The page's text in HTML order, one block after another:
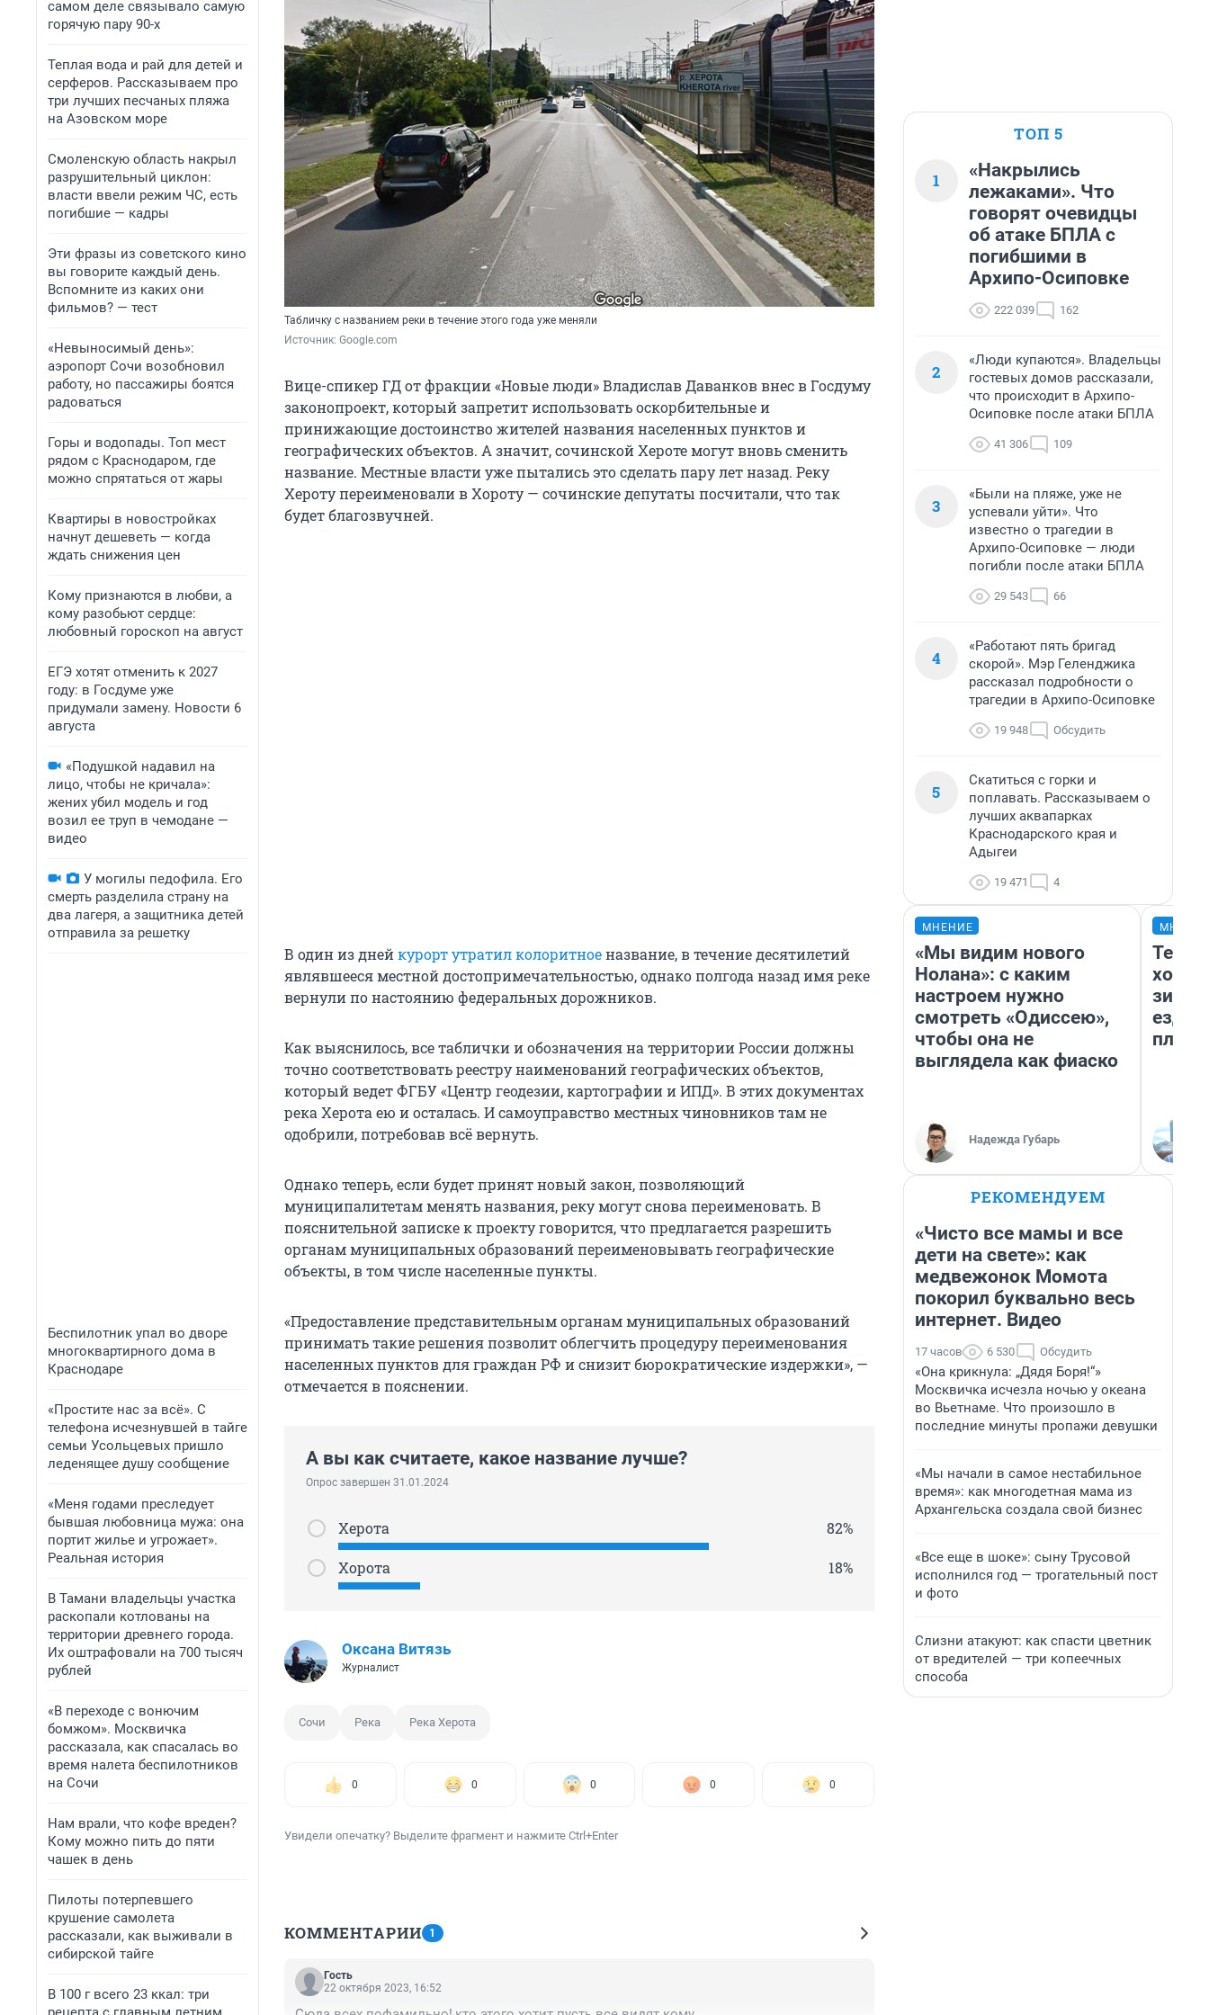
самом деле связывало самую
горячую пару 90-х
Теплая вода и рай для детей и
серферов. Рассказываем про
три лучших песчаных пляжа
на Азовском море
Смоленскую область накрыл
разрушительный циклон:
власти ввели режим ЧС, есть
погибшие — кадры
Эти фразы из советского кино
вы говорите каждый день.
Вспомните из каких они
фильмов? — тест
«Невыносимый день»:
аэропорт Сочи возобновил
работу, но пассажиры боятся
радоваться
Горы и водопады. Топ мест
рядом с Краснодаром, где
можно спрятаться от жары
Квартиры в новостройках
начнут дешеветь — когда
ждать снижения цен
Кому признаются в любви, а
кому разобьют сердце:
любовный гороскоп на август
ЕГЭ хотят отменить к 2027
году: в Госдуме уже
придумали замену. Новости 6
августа
«Подушкой надавил на
лицо, чтобы не кричала»:
жених убил модель и год
возил ее труп в чемодане —
видео
У могилы педофила. Его
смерть разделила страну на
два лагеря, а защитника детей
отправила за решетку
Беспилотник упал во дворе
многоквартирного дома в
Краснодаре
«Простите нас за всё». С
телефона исчезнувшей в тайге
семьи Усольцевых пришло
леденящее душу сообщение
«Меня годами преследует
бывшая любовница мужа: она
портит жилье и угрожает».
Реальная история
В Тамани владельцы участка
раскопали котлованы на
территории древнего города.
Их оштрафовали на 700 тысяч
рублей
«В переходе с вонючим
бомжом». Москвичка
рассказала, как спасалась во
время налета беспилотников
на Сочи
Нам врали, что кофе вреден?
Кому можно пить до пяти
чашек в день
Пилоты потерпевшего
крушение самолета
рассказали, как выживали в
сибирской тайге
В 100 г всего 23 ккал: три
Табличку с названием реки в течение этого года уже меняли
Источник: Google.com
Вице-спикер ГД от фракции «Новые люди» Владислав Даванков внес в Госдуму
законопроект, который запретит использовать оскорбительные и
принижающие достоинство жителей названия населенных пунктов и
географических объектов. А значит, сочинской Хероте могут вновь сменить
название. Местные власти уже пытались это сделать пару лет назад. Реку
Хероту переименовали в Хороту — сочинские депутаты посчитали, что так
будет благозвучней.
В один из днейкурорт утратил колоритноеназвание, в течение десятилетий
являвшееся местной достопримечательностью, однако полгода назад имя реке
вернули по настоянию федеральных дорожников.
Как выяснилось, все таблички и обозначения на территории России должны
точно соответствовать реестру наименований географических объектов,
который ведет ФГБУ «Центр геодезии, картографии и ИПД». В этих документах
река Херота ею и осталась. И самоуправство местных чиновников там не
одобрили, потребовав всё вернуть.
Однако теперь, если будет принят новый закон, позволяющий
муниципалитетам менять названия, реку могут снова переименовать. В
пояснительной записке к проекту говорится, что предлагается разрешить
органам муниципальных образований переименовывать географические
объекты, в том числе населенные пункты.
«Предоставление представительным органам муниципальных образований
принимать такие решения позволит облегчить процедуру переименования
населенных пунктов для граждан РФ и снизит бюрократические издержки», —
отмечается в пояснении.
А вы как считаете, какое название лучше?
Опрос завершен 31.01.2024
Херота 82%
Хорота 18%
Оксана Витязь
Журналист
Сочи Река Река Херота
0 0 0 0 0
Увидели опечатку? Выделите фрагмент и нажмите Ctrl+Enter
КОММЕНТАРИИ 1
Гость
22 октября 2023, 16:52
ТОП 5
1
«Накрылись
лежаками». Что
говорят очевидцы
об атаке БПЛА с
погибшими в
Архипо-Осиповке
222 039 162
2
«Люди купаются». Владельцы
гостевых домов рассказали,
что происходит в Архипо-
Осиповке после атаки БПЛА
41 306 109
3
«Были на пляже, уже не
успевали уйти». Что
известно о трагедии в
Архипо-Осиповке — люди
погибли после атаки БПЛА
29 543 66
4
«Работают пять бригад
скорой». Мэр Геленджика
рассказал подробности о
трагедии в Архипо-Осиповке
19 948 Обсудить
5
Скатиться с горки и
поплавать. Рассказываем о
лучших аквапарках
Краснодарского края и
Адыгеи
19 471 4
МНЕНИЕ
«Мы видим нового
Нолана»: с каким
настроем нужно
смотреть «Одиссею»,
чтобы она не
выглядела как фиаско
Надежда Губарь
ездит
РЕКОМЕНДУЕМ
«Чисто все мамы и все
дети на свете»: как
медвежонок Момота
покорил буквально весь
интернет. Видео
17 часов 6 530 Обсудить
«Она крикнула: „Дядя Боря!“»
Москвичка исчезла ночью у океана
во Вьетнаме. Что произошло в
последние минуты пропажи девушки
«Мы начали в самое нестабильное
время»: как многодетная мама из
Архангельска создала свой бизнес
«Все еще в шоке»: сыну Трусовой
исполнился год — трогательный пост
и фото
Слизни атакуют: как спасти цветник
от вредителей — три копеечных
способа